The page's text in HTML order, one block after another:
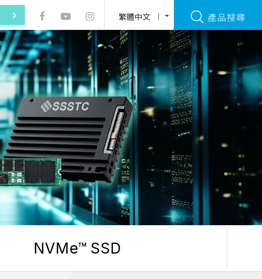
繁體中文 產品搜尋
NVMe™ SSD